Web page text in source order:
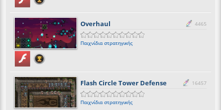
Overhaul 4465
Παιχνίδια στρατηγικής
Flash Circle Tower Defense 16457
Παιχνίδια στρατηγικής